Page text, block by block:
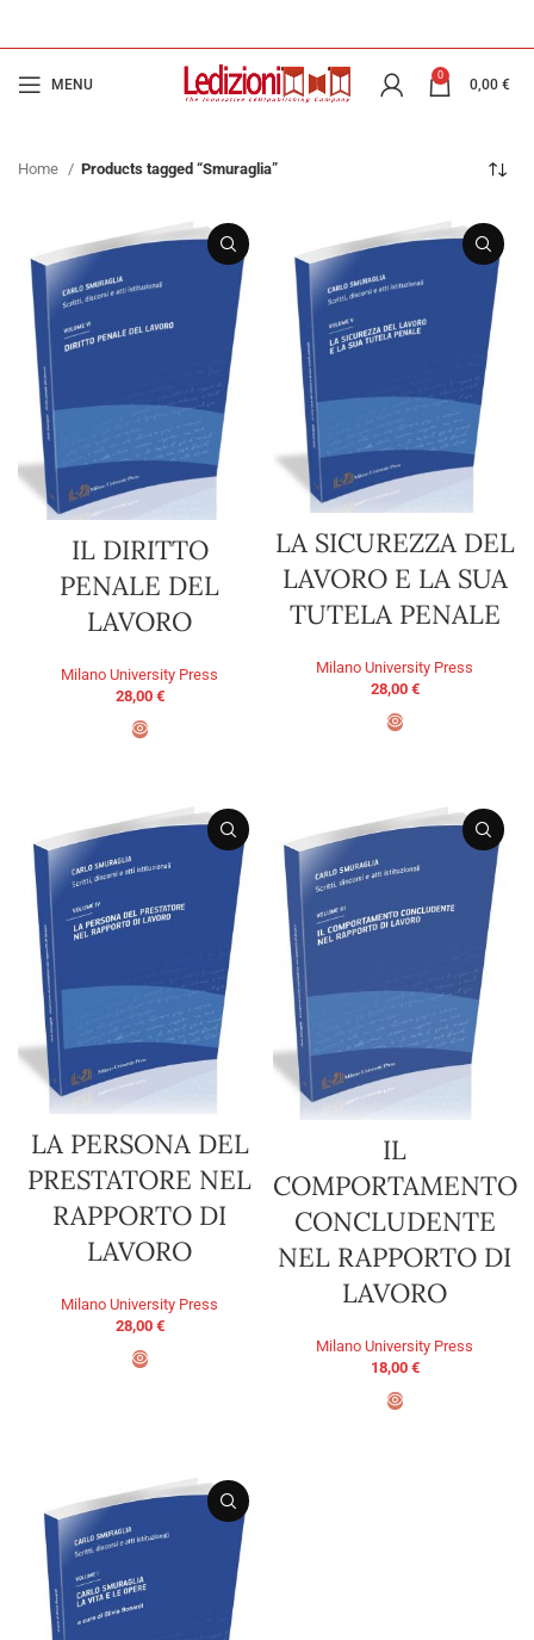
MENU
0
0,00 €
Home Products tagged “Smuraglia”
IL DIRITTO
PENALE DEL
LAVORO
Milano University Press
28,00 €
LA SICUREZZA DEL
LAVORO E LA SUA
TUTELA PENALE
Milano University Press
28,00 €
LA PERSONA DEL
PRESTATORE NEL
RAPPORTO DI
LAVORO
Milano University Press
28,00 €
IL
COMPORTAMENTO
CONCLUDENTE
NEL RAPPORTO DI
LAVORO
Milano University Press
18,00 €